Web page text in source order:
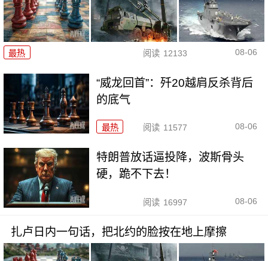
最热 阅读 12133 08-06
“威龙回首”：歼20越肩反杀背后
的底气
最热 阅读 11577 08-06
特朗普放话逼投降，波斯骨头
硬，跪不下去！
阅读 16997 08-06
扎卢日内一句话，把北约的脸按在地上摩擦